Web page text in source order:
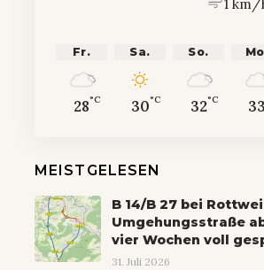
Fr.
28°C
Sa.
30°C
So.
32°C 33
MEISTGELESEN
B 14/B 27 bei
Umgehungsstraße
vier Wochen voll
31. Juli 2026